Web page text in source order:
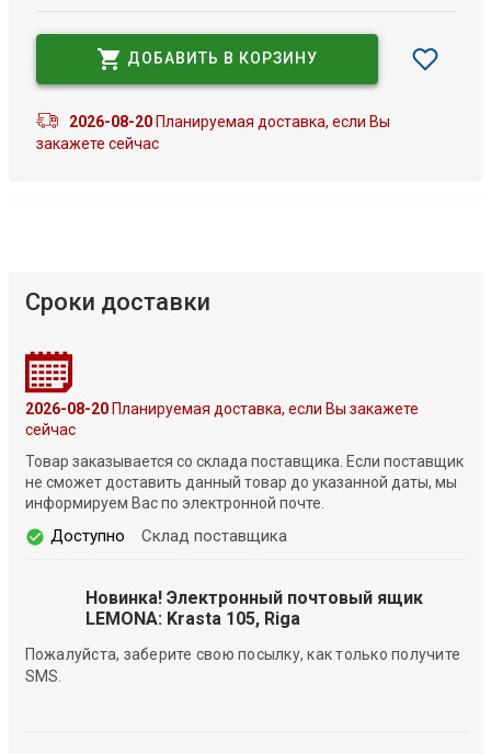
ДОБАВИТЬ В КОРЗИНУ
2026-08-20Планируемая доставка, если Вы
закажете сейчас
Сроки доставки
2026-08-20Планируемая доставка, если Вы закажете
сейчас
Товар заказывается со склада поставщика. Если поставщик
не сможет доставить данный товар до указанной даты, мы
информируем Вас по электронной почте.
Доступно Склад поставщика
Новинка! Электронный почтовый ящик
LEMONA: Krasta 105, Riga
Пожалуйста, заберите свою посылку, как только получите
SMS.